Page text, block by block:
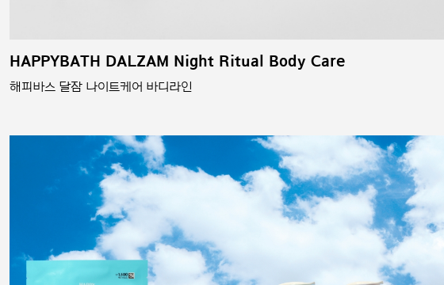
HAPPYBATH DALZAM Night Ritual Body Care
해피바스 달잠 나이트케어 바디라인